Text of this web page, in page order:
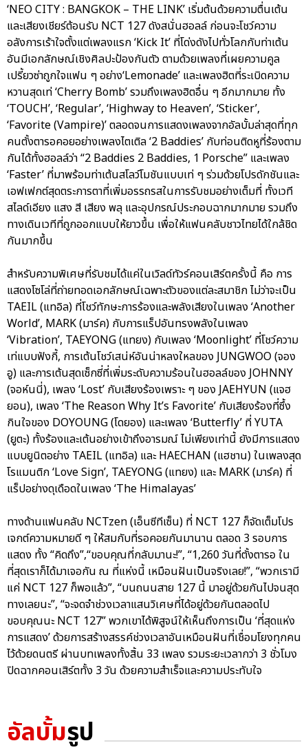
‘NEO CITY : BANGKOK – THE LINK’ เริ่มต้นด้วยความตื่นเต้น
และเสียงเชียร์ต้อนรับ NCT 127 ดังสนั่นฮอลล์ ก่อนจะโชว์ความ
อลังการเร้าใจตั้งแต่เพลงแรก ‘Kick It’ ที่โด่งดังไปทั่วโลกกับท่าเต้น
อันมีเอกลักษณ์เชิงศิลปะป้องกันตัว ตามด้วยเพลงที่เผยความคูล
เปรี้ยวซ่าถูกใจแฟน ๆ อย่าง‘Lemonade’ และเพลงฮิตที่ระเบิดความ
หวานสุดเท่ ‘Cherry Bomb’ รวมถึงเพลงฮิตอื่น ๆ อีกมากมาย ทั้ง
‘TOUCH’, ‘Regular’, ‘Highway to Heaven’, ‘Sticker’,
‘Favorite (Vampire)’ ตลอดจนการแสดงเพลงจากอัลบั้มล่าสุดที่ทุก
คนตั้งตารอคอยอย่างเพลงไตเติล ‘2 Baddies’ กับท่อนติดหูที่ร้องตาม
กันได้ทั้งฮอลล์ว่า “2 Baddies 2 Baddies, 1 Porsche” และเพลง
‘Faster’ ที่มาพร้อมท่าเต้นสโลว์โมชันแบบเท่ ๆ ร่วมด้วยโปรดักชันและ
เอฟเฟกต์สุดตระการตาที่เพิ่มอรรถรสในการรับชมอย่างเต็มที่ ทั้งเวที
สไลด์เอียง แสง สี เสียง พลุ และอุปกรณ์ประกอบฉากมากมาย รวมถึง
ทางเดินเวทีที่ถูกออกแบบให้ยาวขึ้น เพื่อให้แฟนคลับชาวไทยได้ใกล้ชิด
กันมากขึ้น
สำหรับความพิเศษที่รับชมได้แค่ในเวิลด์ทัวร์คอนเสิร์ตครั้งนี้ คือ การ
แสดงโซโล่ที่ถ่ายทอดเอกลักษณ์เฉพาะตัวของแต่ละสมาชิก ไม่ว่าจะเป็น
TAEIL (แทอิล) ที่โชว์ทักษะการร้องและพลังเสียงในเพลง ‘Another
World’, MARK (มาร์ค) กับการแร็ปอันทรงพลังในเพลง
‘Vibration’, TAEYONG (แทยง) กับเพลง ‘Moonlight’ ที่โชว์ความ
เท่แบบฟังกี้, การเต้นโชว์เสน่ห์อันน่าหลงใหลของ JUNGWOO (จอง
อู) และการเต้นสุดเซ็กซี่ที่เพิ่มระดับความร้อนในฮอลล์ของ JOHNNY
(จอห์นนี่), เพลง ‘Lost’ กับเสียงร้องเพราะ ๆ ของ JAEHYUN (แจฮ
ยอน), เพลง ‘The Reason Why It’s Favorite’ กับเสียงร้องที่ซึ้ง
กินใจของ DOYOUNG (โดยอง) และเพลง ‘Butterfly’ ที่ YUTA
(ยูตะ) ทั้งร้องและเต้นอย่างเข้าถึงอารมณ์ ไม่เพียงเท่านี้ ยังมีการแสดง
แบบยูนิตอย่าง TAEIL (แทอิล) และ HAECHAN (แฮชาน) ในเพลงสุด
โรแมนติก ‘Love Sign’, TAEYONG (แทยง) และ MARK (มาร์ค) ที่
แร็ปอย่างดุเดือดในเพลง ‘The Himalayas’
ทางด้านแฟนคลับ NCTzen (เอ็นซีทีเซ็น) ที่ NCT 127 ก็จัดเต็มโปร
เจกต์ความหมายดี ๆ ให้สมกับที่รอคอยกันมานาน ตลอด 3 รอบการ
แสดง ทั้ง “คิดถึง”,“ขอบคุณที่กลับมานะ!”, “1,260 วันที่ตั้งตารอ ใน
ที่สุดเราก็ได้มาเจอกัน ณ ที่แห่งนี้ เหมือนฝันเป็นจริงเลย!”, “พวกเรามี
แค่ NCT 127 ก็พอแล้ว”, “บนถนนสาย 127 นี้ มาอยู่ด้วยกันไปจนสุด
ทางเลยนะ”, “จะจดจำช่วงเวลาแสนวิเศษที่ได้อยู่ด้วยกันตลอดไป
ขอบคุณนะ NCT 127” พวกเขาได้พิสูจน์ให้เห็นถึงการเป็น ‘ที่สุดแห่ง
การแสดง’ ด้วยการสร้างสรรค์ช่วงเวลาอันเหมือนฝันที่เชื่อมโยงทุกคน
ไว้ด้วยดนตรี ผ่านบทเพลงทั้งสิ้น 33 เพลง รวมระยะเวลากว่า 3 ชั่วโมง
ปิดฉากคอนเสิร์ตทั้ง 3 วัน ด้วยความสำเร็จและความประทับใจ
อัลบั้มรูป